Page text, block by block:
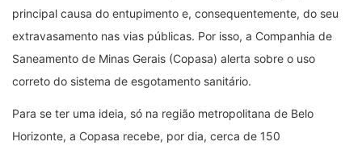
principal causa do entupimento e, consequentemente, do seu
extravasamento nas vias públicas. Por isso, a Companhia de
Saneamento de Minas Gerais (Copasa) alerta sobre o uso
correto do sistema de esgotamento sanitário.
Para se ter uma ideia, só na região metropolitana de Belo
Horizonte, a Copasa recebe, por dia, cerca de 150